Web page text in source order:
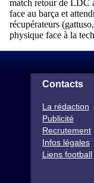
Contacts
La rédaction
Publicité
Recrutement
Infos légales
Liens football